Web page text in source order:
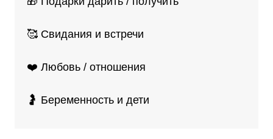
🥰 Свидания и встречи
❤️ Любовь / отношения
🤰 Беременность и дети